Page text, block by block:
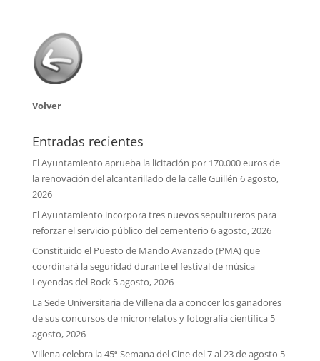
Volver
Entradas recientes
El Ayuntamiento aprueba la licitación por 170.000 euros de
la renovación del alcantarillado de la calle Guillén 6 agosto,
2026
El Ayuntamiento incorpora tres nuevos sepultureros para
reforzar el servicio público del cementerio 6 agosto, 2026
Constituido el Puesto de Mando Avanzado (PMA) que
coordinará la seguridad durante el festival de música
Leyendas del Rock 5 agosto, 2026
La Sede Universitaria de Villena da a conocer los ganadores
de sus concursos de microrrelatos y fotografía científica 5
agosto, 2026
Villena celebra la 45ª Semana del Cine del 7 al 23 de agosto 5